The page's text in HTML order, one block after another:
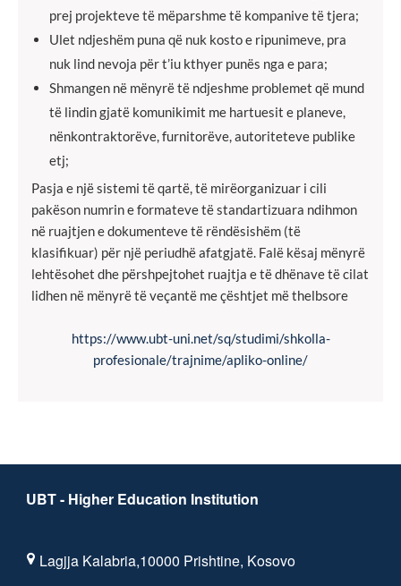
prej projekteve të mëparshme të kompanive të tjera;
Ulet ndjeshëm puna që nuk kosto e ripunimeve, pra
nuk lind nevoja për t’iu kthyer punës nga e para;
Shmangen në mënyrë të ndjeshme problemet që mund
të lindin gjatë komunikimit me hartuesit e planeve,
nënkontraktorëve, furnitorëve, autoriteteve publike
etj;
Pasja e një sistemi të qartë, të mirëorganizuar i cili
pakëson numrin e formateve të standartizuara ndihmon
në ruajtjen e dokumenteve të rëndësishëm (të
klasifikuar) për një periudhë afatgjatë. Falë kësaj mënyrë
lehtësohet dhe përshpejtohet ruajtja e të dhënave të cilat
lidhen në mënyrë të veçantë me çështjet më thelbsore
https://www.ubt-uni.net/sq/studimi/shkolla-
profesionale/trajnime/apliko-online/
UBT - Higher Education Institution
Lagjja Kalabria,10000 Prishtine, Kosovo